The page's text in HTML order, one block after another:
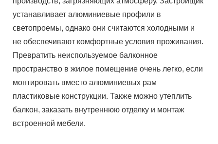
устанавливает алюминиевые профили в
светопроемы, однако они считаются холодными и
не обеспечивают комфортные условия проживания.
Превратить неиспользуемое балконное
пространство в жилое помещение очень легко, если
монтировать вместо алюминиевых рам
пластиковые конструкции. Также можно утеплить
балкон, заказать внутреннюю отделку и монтаж
встроенной мебели.